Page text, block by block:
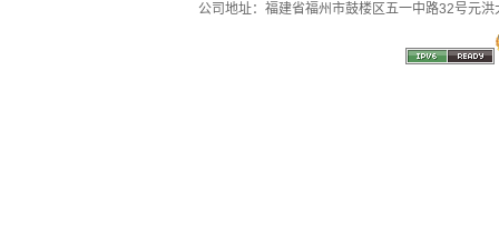
公司地址：福建省福州市鼓楼区五一中路32号元